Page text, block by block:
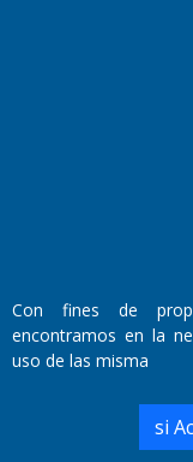
Propietario: El Diario SRL
Director Periodístico:
Walter René Goñi
Domicilio Legal: José
Santa Rosa, La Pampa.
Con fines de
encontramos en la
uso de las misma
si